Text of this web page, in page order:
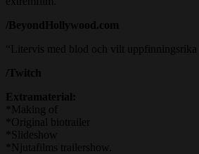
/BeyondHollywood.com
“Litervis med blod och vilt uppfinningsrika
/Twitch
Extramaterial:
*Making of
*Original biotrailer
*Slideshow
*Njutafilms trailershow.